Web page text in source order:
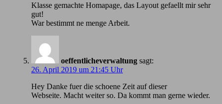
Klasse gemachte Homapage, das Layout gefaellt mir sehr
gut!
War bestimmt ne menge Arbeit.
oeffentlicheverwaltung sagt:
26. April 2019 um 21:45 Uhr
Hey Danke fuer die schoene Zeit auf dieser
Webseite. Macht weiter so. Da kommt man gerne wieder.